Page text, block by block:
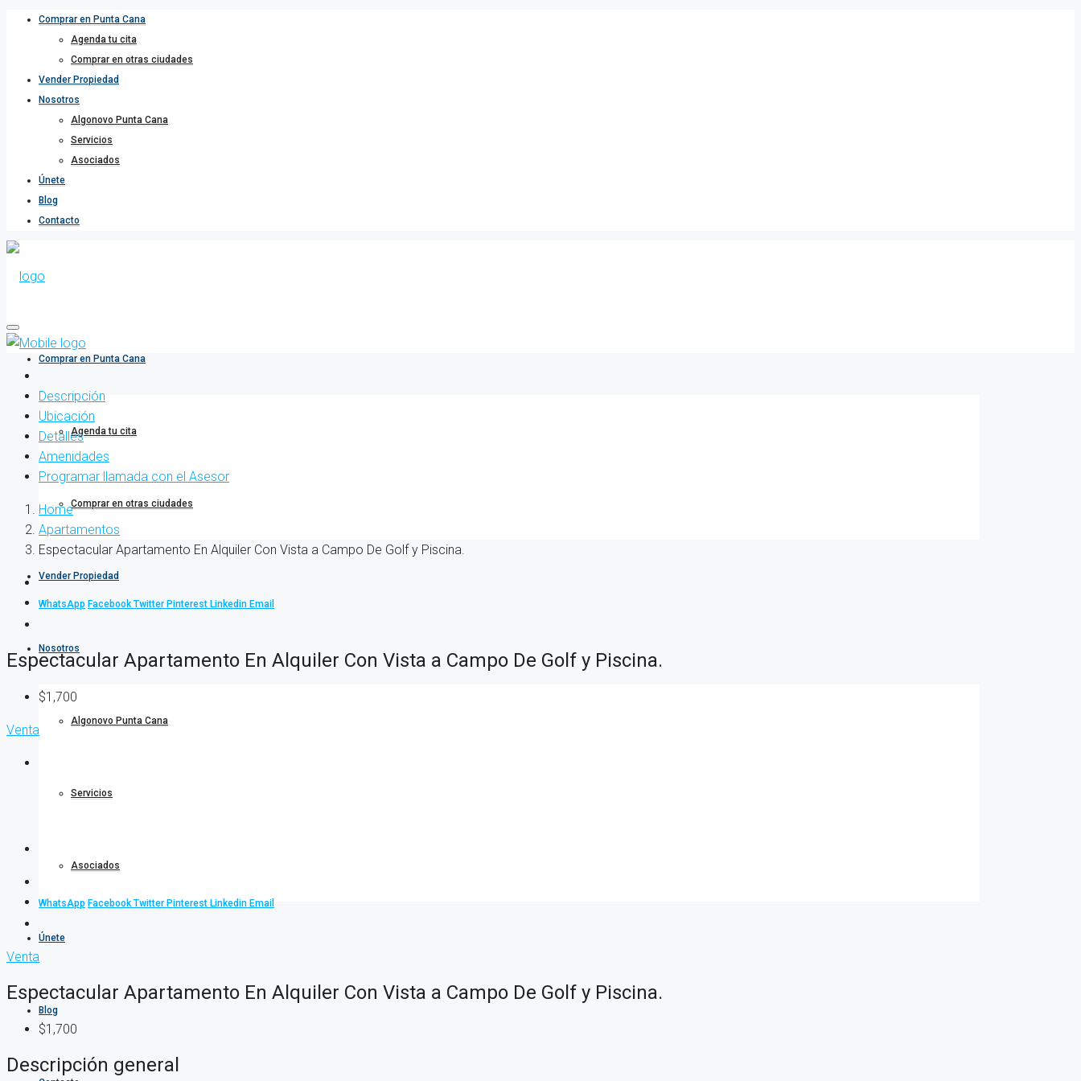
Comprar en Punta Cana
Agenda tu cita
Comprar en otras ciudades
Vender Propiedad
Nosotros
Algonovo Punta Cana
Servicios
Asociados
Únete
Blog
Contacto
Comprar en Punta Cana
Agenda tu cita
Comprar en otras ciudades
Vender Propiedad
Nosotros
Algonovo Punta Cana
Servicios
Asociados
Únete
Blog
Descripción
Ubicación
Detalles
Amenidades
Programar llamada con el Asesor
Home
Apartamentos
Espectacular Apartamento En Alquiler Con Vista a Campo De Golf y Piscina.
WhatsApp Facebook Twitter Pinterest Linkedin Email
Espectacular Apartamento En Alquiler Con Vista a Campo De Golf y Piscina.
$1,700
Venta
WhatsApp Facebook Twitter Pinterest Linkedin Email
Venta
Espectacular Apartamento En Alquiler Con Vista a Campo De Golf y Piscina.
$1,700
Descripción general